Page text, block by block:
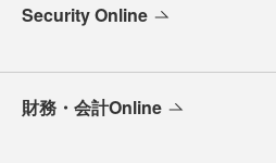
Security Online
財務・会計Online